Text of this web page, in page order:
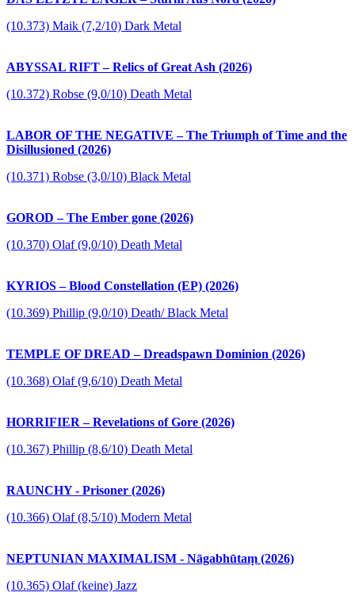
(10.373) Maik (7,2/10) Dark Metal
ABYSSAL RIFT – Relics of Great Ash (2026)
(10.372) Robse (9,0/10) Death Metal
LABOR OF THE NEGATIVE – The Triumph of Time and the
Disillusioned (2026)
(10.371) Robse (3,0/10) Black Metal
GOROD – The Ember gone (2026)
(10.370) Olaf (9,0/10) Death Metal
KYRIOS – Blood Constellation (EP) (2026)
(10.369) Phillip (9,0/10) Death/ Black Metal
TEMPLE OF DREAD – Dreadspawn Dominion (2026)
(10.368) Olaf (9,6/10) Death Metal
HORRIFIER – Revelations of Gore (2026)
(10.367) Phillip (8,6/10) Death Metal
RAUNCHY - Prisoner (2026)
(10.366) Olaf (8,5/10) Modern Metal
NEPTUNIAN MAXIMALISM - Nāgabhūtaṃ (2026)
(10.365) Olaf (keine) Jazz